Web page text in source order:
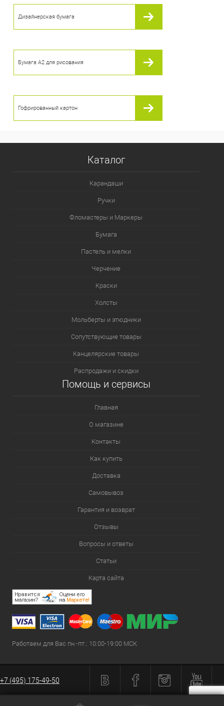
Дизайнерская бумага
Бумага А2 для рисования
Гофрированный картон
Каталог
Карандаши
Ручки
Фломастеры и Маркеры
Бумага
Пастель и мелки
Черчение
Краски
Холсты
Мольберты и этюдники
Сопутствующие товары
Канцелярские товары
Распродажи и скидки
Помощь и сервисы
Главная
О магазине
Контакты
Как купить
Доставка
Самовывоз
Гарантия и возврат
Отзывы
Вопросы и ответы
Статьи
Карта сайта
Работаем для Вас пн.-пт.: 10:00-19:00 МСК
+7 (495) 175-49-50